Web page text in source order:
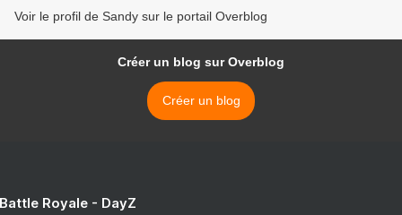
Voir le profil de Sandy sur le portail Overblog
Créer un blog sur Overblog
Créer un blog
Royale - DayZ